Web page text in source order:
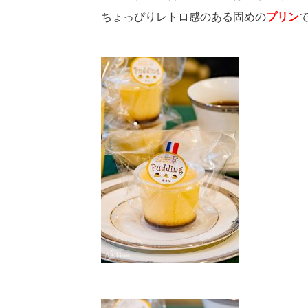
ちょっぴりレトロ感のある固めのプリン